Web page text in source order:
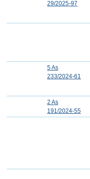
29/2025-97
5 As
233/2024-61
2 As
191/2024-55